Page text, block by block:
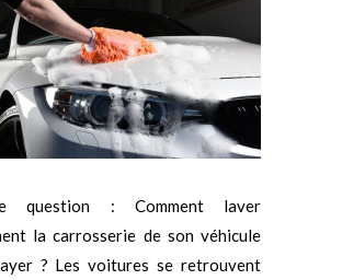
question : Comment laver
la carrosserie de son véhicule
? Les voitures se retrouvent